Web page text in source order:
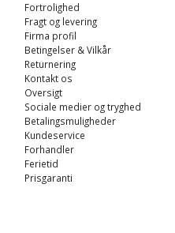
Fortrolighed
Fragt og levering
Firma profil
Betingelser & Vilkår
Returnering
Kontakt os
Oversigt
Sociale medier og tryghed
Betalingsmuligheder
Kundeservice
Forhandler
Ferietid
Prisgaranti